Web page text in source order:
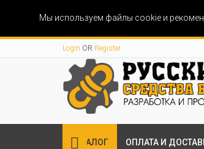
Мы используем файлы cookie и
Login OR Register
КАТАЛОГ ОПЛАТА И